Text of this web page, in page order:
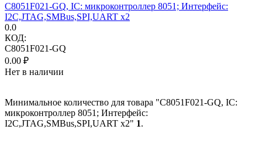
C8051F021-GQ, IC: микроконтроллер 8051; Интерфейс:
I2C,JTAG,SMBus,SPI,UART x2
0.0
КОД:
C8051F021-GQ
0.00 ₽
Нет в наличии
Минимальное количество для товара "C8051F021-GQ, IC:
микроконтроллер 8051; Интерфейс:
I2C,JTAG,SMBus,SPI,UART x2" 1.